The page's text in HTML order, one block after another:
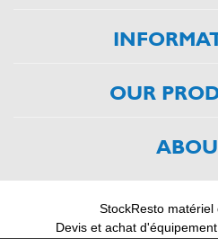
OUR
StockResto matériel
Devis et achat